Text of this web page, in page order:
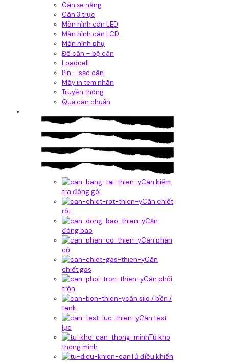
Cân xe nâng
Cân 3 trục
Màn hình cân LED
Màn hình cân LCD
Màn hình phụ
Đế cân – bệ cân
Loadcell
Pin – sạc cân
Máy in tem nhãn
Truyền thông
Quả cân chuẩn
Cân kiểm
tra đóng gói
Cân chiết
rót
Căn
đóng bao
Cân phân
cở
Cân
chiết gas
Cân phối
trộn
cân silo / bồn /
tank
Cân test
lực
Tủ kho
thông minh
Tủ điều khiển